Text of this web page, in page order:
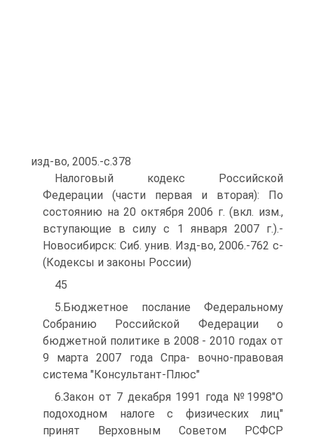
изд-во, 2005.-с.378
Налоговый кодекс Российской
Федерации (части первая и вторая): По
состоянию на 20 октября 2006 г. (вкл. изм.,
вступающие в силу с 1 января 2007 г.).-
Новосибирск: Сиб. унив. Изд-во, 2006.-762 с-
(Кодексы и законы России)
45
5.Бюджетное послание Федеральному
Собранию Российской Федерации о
бюджетной политике в 2008 - 2010 годах от
9 марта 2007 года Спра- вочно-правовая
система "Консультант-Плюс"
6.Закон от 7 декабря 1991 года №1998"О
подоходном налоге с физических лиц"
принят Верховным Советом РСФСР